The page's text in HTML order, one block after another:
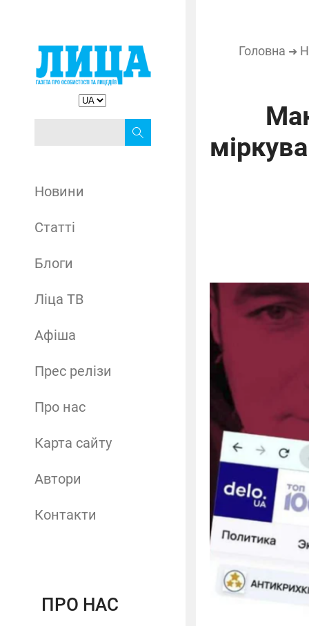
Новини
Статті
Блоги
Ліца ТВ
Афіша
Прес релізи
Про нас
Карта сайту
Автори
Контакти
ПРО НАС
Головна ➜